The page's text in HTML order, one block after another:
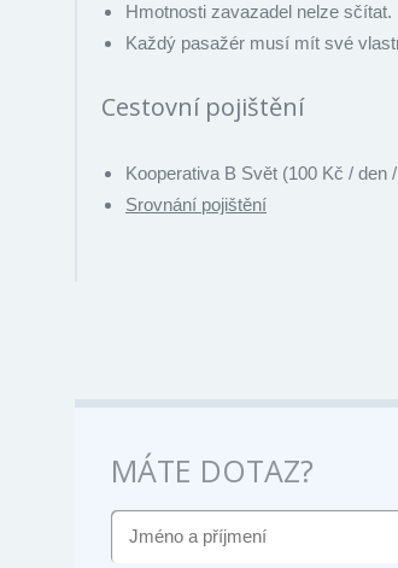
Hmotnosti zavazadel nelze sčítat.
Každý pasažér musí mít své
Cestovní pojištění
Kooperativa B Svět (100 Kč / den
Srovnání pojištění
MÁTE DOTAZ?
JMÉNO